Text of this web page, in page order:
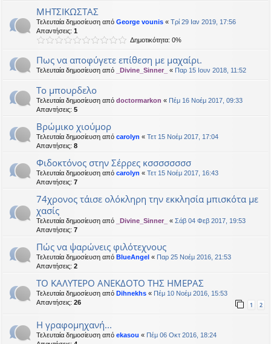
ΜΗΤΣΙΚΩΣΤΑΣ
Τελευταία δημοσίευση από George vounis « Τρί 29 Ιαν 2019, 17:56
Απαντήσεις: 1
Δημοτικότητα: 0%
Πως να αποφύγετε επίθεση με μαχαίρι.
Τελευταία δημοσίευση από _Divine_Sinner_ « Παρ 15 Ιουν 2018, 11:52
Το μπουρδελο
Τελευταία δημοσίευση από doctormarkon « Πέμ 16 Νοέμ 2017, 09:33
Απαντήσεις: 5
Βρώμικο χιούμορ
Τελευταία δημοσίευση από carolyn « Τετ 15 Νοέμ 2017, 17:04
Απαντήσεις: 8
Φιδοκτόνος στην Σέρρες κσσσσσσσσ
Τελευταία δημοσίευση από carolyn « Τετ 15 Νοέμ 2017, 16:43
Απαντήσεις: 7
74χρονος τάισε ολόκληρη την εκκλησία μπισκότα με
χασίς
Τελευταία δημοσίευση από _Divine_Sinner_ « Σάβ 04 Φεβ 2017, 19:53
Απαντήσεις: 7
Πώς να ψαρώνεις φιλότεχνους
Τελευταία δημοσίευση από BlueAngel « Παρ 25 Νοέμ 2016, 21:53
Απαντήσεις: 2
ΤΟ ΚΑΛΥΤΕΡΟ ΑΝΕΚΔΟΤΟ ΤΗΣ ΗΜΕΡΑΣ
Τελευταία δημοσίευση από Dihnekhs « Πέμ 10 Νοέμ 2016, 15:53
Απαντήσεις: 26 1 2
Η γραφομηχανή...
Τελευταία δημοσίευση από ekasou « Πέμ 06 Οκτ 2016, 18:24